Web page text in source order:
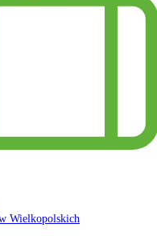
Wielkopolskich